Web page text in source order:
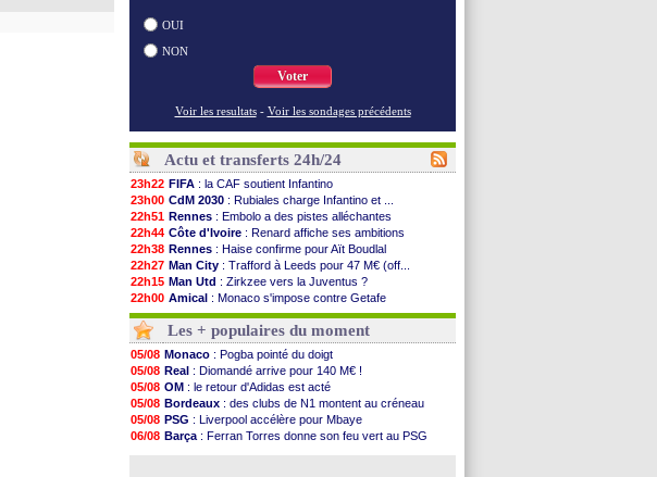
OUI
NON
Voter
Voir les resultats - Voir les sondages précédents
Actu et transferts 24h/24
23h22 FIFA : la CAF soutient Infantino
23h00 CdM 2030 : Rubiales charge Infantino et ...
22h51 Rennes : Embolo a des pistes alléchantes
22h44 Côte d'Ivoire : Renard affiche ses ambitions
22h38 Rennes : Haise confirme pour Aït Boudlal
22h27 Man City : Trafford à Leeds pour 47 M€ (off...
22h15 Man Utd : Zirkzee vers la Juventus ?
22h00 Amical : Monaco s'impose contre Getafe
21h48 Nantes: Der Zakarian et sa relation avec Kita
21h39
OM: le club prêt à libérer Kondogbia ?
21h26 Monaco: le message touchant d'Akliouche
21h05
FIFA: Tebas en remet une couche
20h47
FIFA : l'UEFA maintient la pression
20h30
PSG: Tebas encense Luis Enrique
20h18
Real: Vinicius jusqu'en 2032 (officiel)
20h04
Lyon: Mangala va rejoindre Getafe
19h47
OM: une offre refusée pour Aguerd
Les + populaires du moment
05/08 Monaco : Pogba pointé du doigt
05/08 Real : Diomandé arrive pour 140 M€ !
05/08 OM : le retour d'Adidas est acté
05/08 Bordeaux : des clubs de N1 montent au créneau
05/08 PSG : Liverpool accélère pour Mbaye
06/08 Barça : Ferran Torres donne son feu vert au PSG